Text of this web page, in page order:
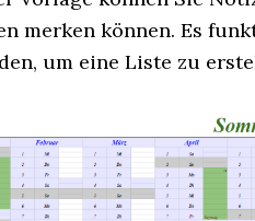
merken können. Es
um eine Liste zu